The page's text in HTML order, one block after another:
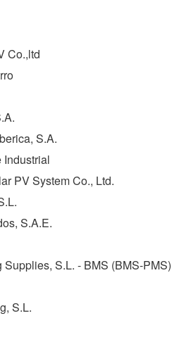
Co.,ltd
S.A.
Industrial
PV System Co., Ltd.
S.A.E.
S.L. - BMS (BMS-PMS)
S.L.